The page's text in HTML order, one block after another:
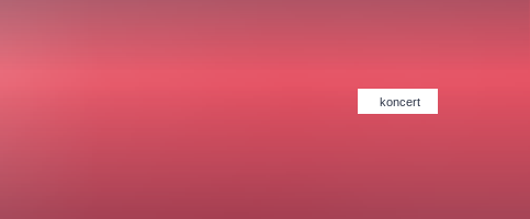
koncert